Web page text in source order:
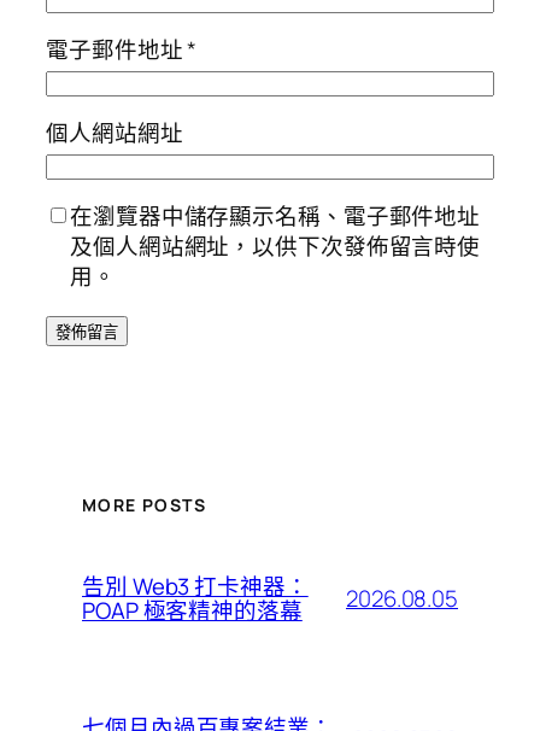
電子郵件地址*
個人網站網址
在瀏覽器中儲存顯示名稱、電子郵件地址
及個人網站網址，以供下次發佈留言時使
用。
MORE POSTS
告別 Web3 打卡神器：
POAP 極客精神的落幕 2026.08.05